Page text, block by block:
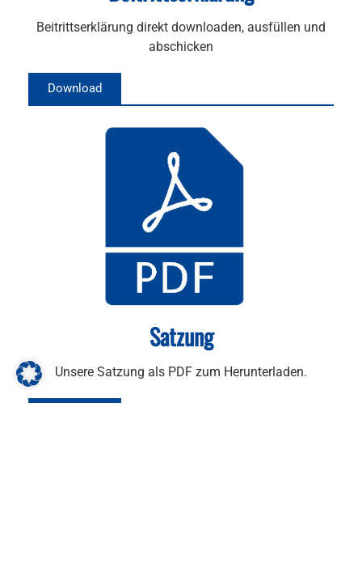
Beitrittserklärung direkt downloaden, ausfüllen und
abschicken
Download
Satzung
Unsere Satzung als PDF zum Herunterladen.